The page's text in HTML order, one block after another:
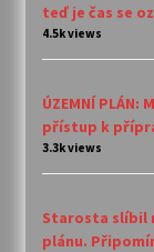
teď je čas se
4.5k views
ÚZEMNÍ
přístup k
3.3k views
Starosta slíbil
plánu.